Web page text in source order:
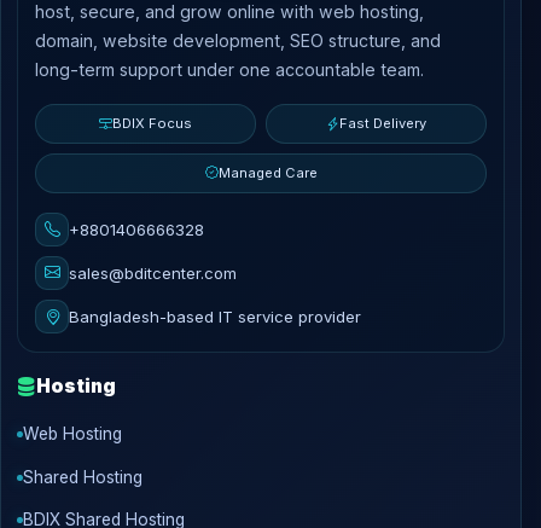
host, secure, and grow online with web hosting,
domain, website development, SEO structure, and
long-term support under one accountable team.
BDIX Focus Fast Delivery
Managed Care
+8801406666328
sales@bditcenter.com
Bangladesh-based IT service provider
Hosting
Web Hosting
Shared Hosting
BDIX Shared Hosting